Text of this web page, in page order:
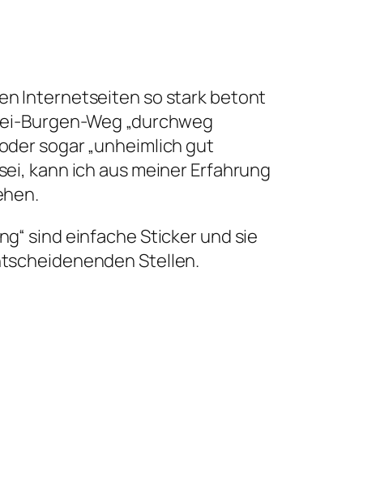
Internetseiten so stark betont
Burgen-Weg „durchweg
sogar „unheimlich gut
kann ich aus meiner Erfahrung
sind einfache Sticker und sie
Stellen.